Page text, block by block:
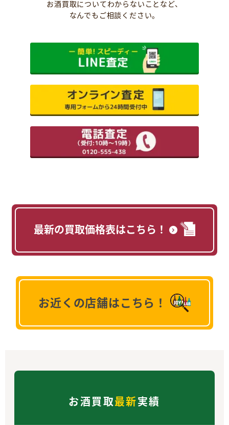
お酒買取についてわからないことなど、
なんでもご相談ください。
最新の買取価格表はこちら！
お近くの店舗はこちら！
お酒買取最新実績